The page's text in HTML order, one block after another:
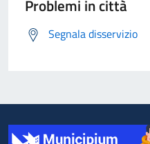
Problemi in città
Segnala disservizio